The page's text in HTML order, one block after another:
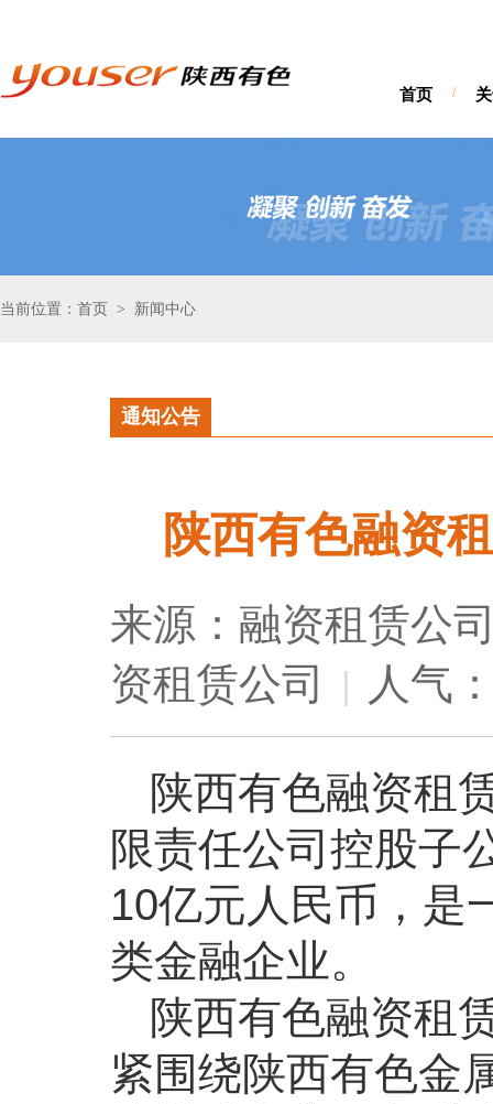
首页 /
当前位置：首页 > 新闻中心
通知公告
陕西有色融资
来源：融资租赁公
资租赁公司
| 人气
陕西有色融资租
限责任公司控股子
10亿元人民币，是
类金融企业。
陕西有色融资租
紧围绕陕西有色金